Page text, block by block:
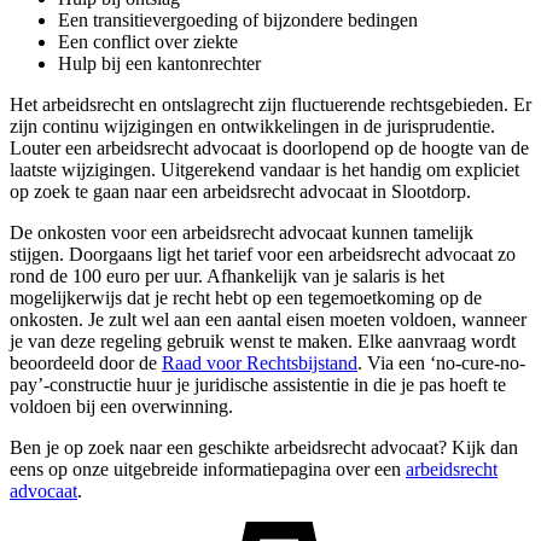
Een transitievergoeding of bijzondere bedingen
Een conflict over ziekte
Hulp bij een kantonrechter
Het arbeidsrecht en ontslagrecht zijn fluctuerende rechtsgebieden. Er
zijn continu wijzigingen en ontwikkelingen in de jurisprudentie.
Louter een arbeidsrecht advocaat is doorlopend op de hoogte van de
laatste wijzigingen. Uitgerekend vandaar is het handig om expliciet
op zoek te gaan naar een arbeidsrecht advocaat in Slootdorp.
De onkosten voor een arbeidsrecht advocaat kunnen tamelijk
stijgen. Doorgaans ligt het tarief voor een arbeidsrecht advocaat zo
rond de 100 euro per uur. Afhankelijk van je salaris is het
mogelijkerwijs dat je recht hebt op een tegemoetkoming op de
onkosten. Je zult wel aan een aantal eisen moeten voldoen, wanneer
je van deze regeling gebruik wenst te maken. Elke aanvraag wordt
beoordeeld door de Raad voor Rechtsbijstand. Via een ‘no-cure-no-
pay’-constructie huur je juridische assistentie in die je pas hoeft te
voldoen bij een overwinning.
Ben je op zoek naar een geschikte arbeidsrecht advocaat? Kijk dan
eens op onze uitgebreide informatiepagina over een arbeidsrecht
advocaat.